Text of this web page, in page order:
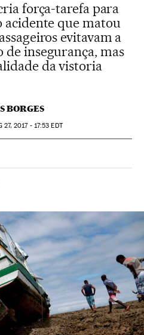
força-tarefa para
acidente que matou
evitavam a
de insegurança, mas
da vistoria
BORGES
27, 2017 - 17:53 EDT
Sociales